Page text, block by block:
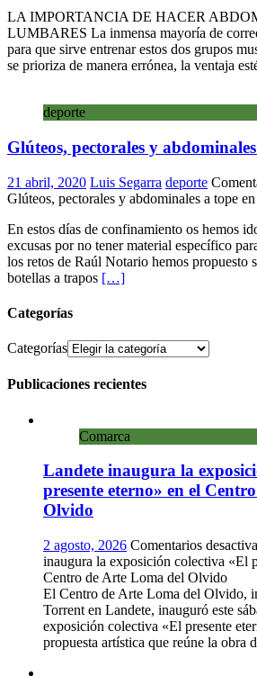
LA IMPORTANCIA DE HACER
LUMBARES La inmensa mayoría de
para que sirve entrenar estos dos grupos
se prioriza de manera errónea, la ventaja
deporte
Glúteos, pectorales y
21 abril, 2020 Luis Segarra deporte
Glúteos, pectorales y abdominales a tope
En estos días de confinamiento os hemos
excusas por no tener material específico
los retos de Raúl Notario hemos propuesto
botellas a trapos […]
Categorías
Categorías
Publicaciones recientes
Comarca
Landete inaugura la
presente eterno» en el
Olvido
2 agosto, 2026 Comentarios
inaugura la exposición colectiva «El
Centro de Arte Loma del Olvido
El Centro de Arte Loma del Olvido,
Torrent en Landete, inauguró este
exposición colectiva «El presente
propuesta artística que reúne la obra